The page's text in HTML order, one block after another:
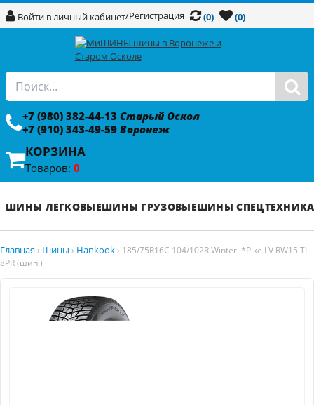
Войти в личный кабинет/Регистрация (0) (0)
+7 (980) 382-44-13 Старый Оскол
+7 (910) 343-49-59 Воронеж
КОРЗИНА
Товаров: 0
ШИНЫ ЛЕГКОВЫЕШИНЫ ГРУЗОВЫЕШИНЫ СПЕЦТЕХНИКА
Главная › Шины › Hankook › 185/75R16C 104/102R Winter i*Pike LV RW15 TL
8PR (шип.)